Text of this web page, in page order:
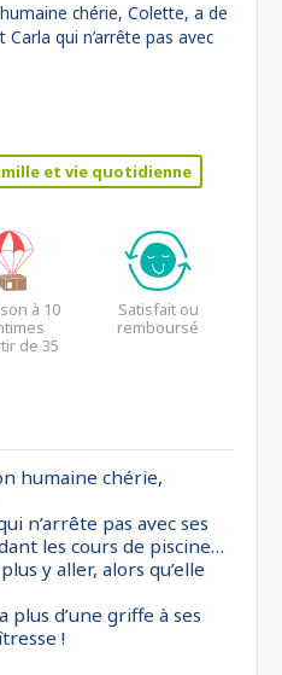
chérie, Colette, a de
qui n’arrête pas avec
et vie quotidienne
à 10
de 35
Satisfait ou
remboursé
humaine chérie,
n’arrête pas avec ses
les cours de piscine…
y aller, alors qu’elle
d’une griffe à ses
!